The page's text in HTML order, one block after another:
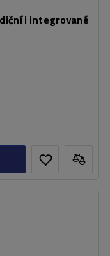
i integrované